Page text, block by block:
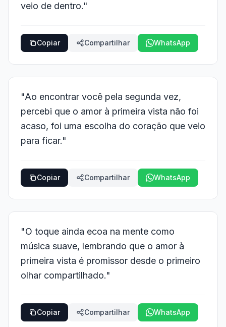
veio de dentro."
Copiar Compartilhar WhatsApp
"Ao encontrar você pela segunda vez,
percebi que o amor à primeira vista não foi
acaso, foi uma escolha do coração que veio
para ficar."
Copiar Compartilhar WhatsApp
"O toque ainda ecoa na mente como
música suave, lembrando que o amor à
primeira vista é promissor desde o primeiro
olhar compartilhado."
Copiar Compartilhar WhatsApp